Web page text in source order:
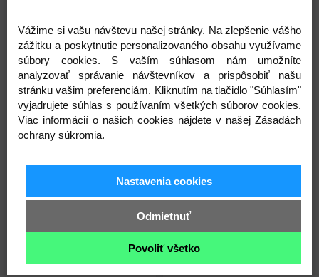
Skladom
Kód: 14076
Skladom
Kód: 14004
Vážime si vašu návštevu našej stránky. Na zlepšenie vášho
zážitku a poskytnutie personalizovaného obsahu využívame
súbory cookies. S vaším súhlasom nám umožníte
analyzovať správanie návštevníkov a prispôsobiť našu
stránku vašim preferenciám. Kliknutím na tlačidlo "Súhlasím"
vyjadrujete súhlas s používaním všetkých súborov cookies.
Viac informácií o našich cookies nájdete v našej Zásadách
ochrany súkromia.
Nastavenia cookies
Odmietnuť
Povoliť všetko